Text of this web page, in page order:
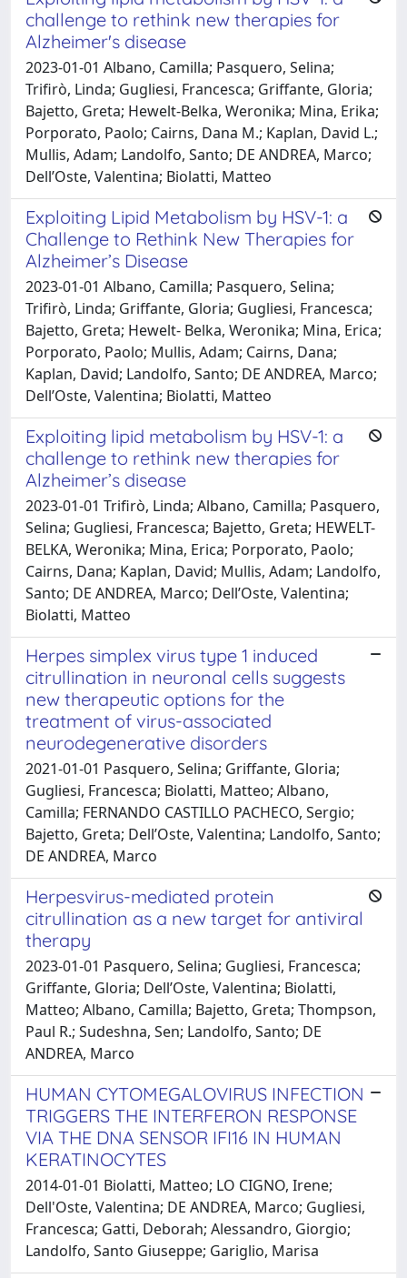
challenge to rethink new therapies for
Alzheimer's disease
2023-01-01 Albano, Camilla; Pasquero, Selina;
Trifirò, Linda; Gugliesi, Francesca; Griffante, Gloria;
Bajetto, Greta; Hewelt-Belka, Weronika; Mina, Erika;
Porporato, Paolo; Cairns, Dana M.; Kaplan, David L.;
Mullis, Adam; Landolfo, Santo; DE ANDREA, Marco;
Dell’Oste, Valentina; Biolatti, Matteo
Exploiting Lipid Metabolism by HSV-1: a
Challenge to Rethink New Therapies for
Alzheimer’s Disease
2023-01-01 Albano, Camilla; Pasquero, Selina;
Trifirò, Linda; Griffante, Gloria; Gugliesi, Francesca;
Bajetto, Greta; Hewelt- Belka, Weronika; Mina, Erica;
Porporato, Paolo; Mullis, Adam; Cairns, Dana;
Kaplan, David; Landolfo, Santo; DE ANDREA, Marco;
Dell’Oste, Valentina; Biolatti, Matteo
Exploiting lipid metabolism by HSV-1: a
challenge to rethink new therapies for
Alzheimer’s disease
2023-01-01 Trifirò, Linda; Albano, Camilla; Pasquero,
Selina; Gugliesi, Francesca; Bajetto, Greta; HEWELT-
BELKA, Weronika; Mina, Erica; Porporato, Paolo;
Cairns, Dana; Kaplan, David; Mullis, Adam; Landolfo,
Santo; DE ANDREA, Marco; Dell’Oste, Valentina;
Biolatti, Matteo
Herpes simplex virus type 1 induced
citrullination in neuronal cells suggests
new therapeutic options for the
treatment of virus-associated
neurodegenerative disorders
2021-01-01 Pasquero, Selina; Griffante, Gloria;
Gugliesi, Francesca; Biolatti, Matteo; Albano,
Camilla; FERNANDO CASTILLO PACHECO, Sergio;
Bajetto, Greta; Dell’Oste, Valentina; Landolfo, Santo;
DE ANDREA, Marco
Herpesvirus-mediated protein
citrullination as a new target for antiviral
therapy
2023-01-01 Pasquero, Selina; Gugliesi, Francesca;
Griffante, Gloria; Dell’Oste, Valentina; Biolatti,
Matteo; Albano, Camilla; Bajetto, Greta; Thompson,
Paul R.; Sudeshna, Sen; Landolfo, Santo; DE
ANDREA, Marco
HUMAN CYTOMEGALOVIRUS INFECTION
TRIGGERS THE INTERFERON RESPONSE
VIA THE DNA SENSOR IFI16 IN HUMAN
KERATINOCYTES
2014-01-01 Biolatti, Matteo; LO CIGNO, Irene;
Dell'Oste, Valentina; DE ANDREA, Marco; Gugliesi,
Francesca; Gatti, Deborah; Alessandro, Giorgio;
Landolfo, Santo Giuseppe; Gariglio, Marisa